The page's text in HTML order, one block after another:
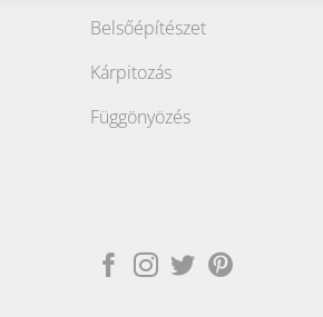
Belsőépítészet
Kárpitozás
Függönyözés